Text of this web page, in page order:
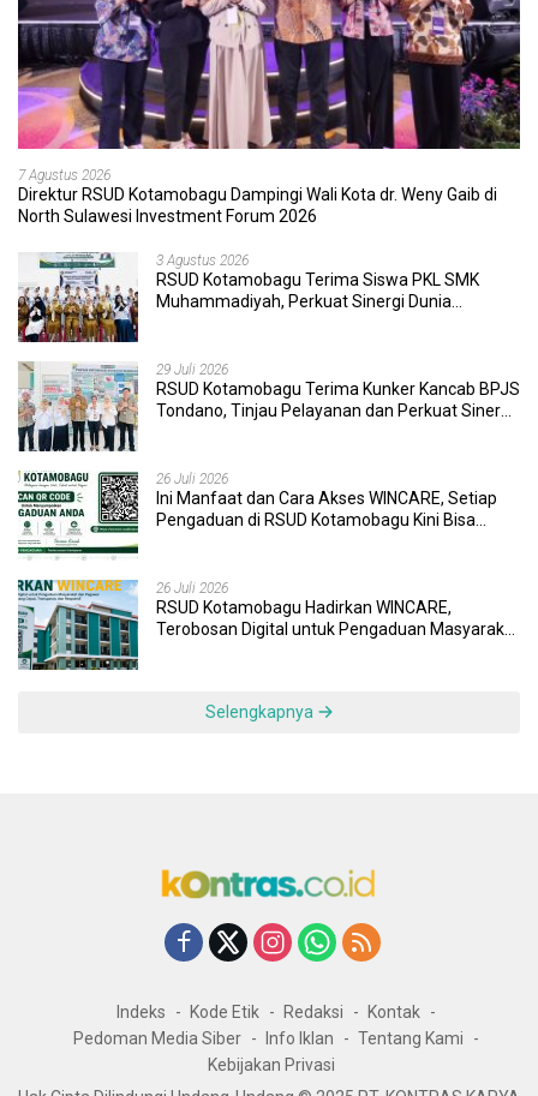
7 Agustus 2026
Direktur RSUD Kotamobagu Dampingi Wali Kota dr. Weny Gaib di
North Sulawesi Investment Forum 2026
3 Agustus 2026
RSUD Kotamobagu Terima Siswa PKL SMK
Muhammadiyah, Perkuat Sinergi Dunia
29 Juli 2026
RSUD Kotamobagu Terima Kunker Kancab BPJS
Tondano, Tinjau Pelayanan dan Perkuat Sinergi
26 Juli 2026
Ini Manfaat dan Cara Akses WINCARE, Setiap
Pengaduan di RSUD Kotamobagu Kini Bisa
26 Juli 2026
RSUD Kotamobagu Hadirkan WINCARE,
Terobosan Digital untuk Pengaduan Masyarakat
Selengkapnya
Indeks Kode Etik Redaksi
Kontak
Pedoman Media Siber
Info Iklan
Tentang Kami
Kebijakan Privasi